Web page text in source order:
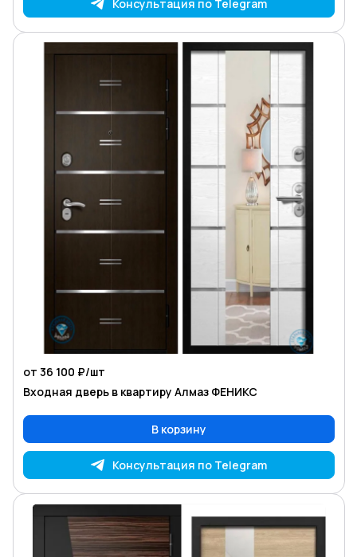
Консультация по Telegram
от 36 100 ₽/шт
Входная дверь в квартиру Алмаз ФЕНИКС
В корзину
Консультация по Telegram